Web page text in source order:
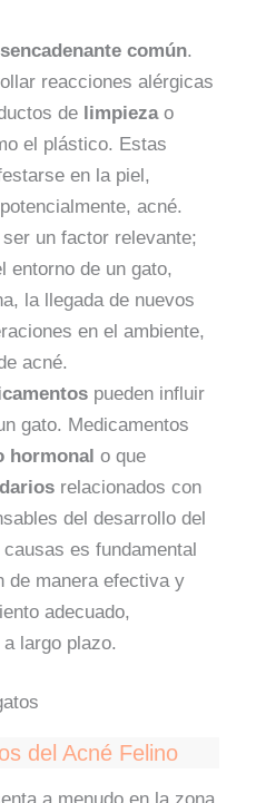
común.
reacciones alérgicas
de limpiezao
el plástico. Estas
en la piel,
acné.
un factor relevante;
entorno de un gato,
la llegada de nuevos
en el ambiente,
acné.
pueden influir
gato. Medicamentos
hormonalo que
relacionados con
del desarrollo del
es fundamental
de manera efectiva y
adecuado,
largo plazo.
del Acné Felino